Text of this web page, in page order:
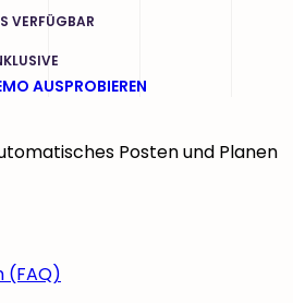
VERFÜGBAR
AUSPROBIEREN
Posten und Planen
(FAQ)